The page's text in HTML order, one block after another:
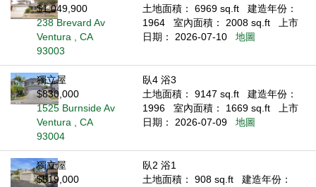
$1,049,900
238 Brevard Av
Ventura , CA
93003
土地面積： 6969 sq.ft
建造年份：
1964
室內面積： 2008 sq.ft
上市
日期： 2026-07-10
地圖
獨立屋
$830,000
1525 Burnside Av
Ventura , CA
93004
臥4 浴3
土地面積： 9147 sq.ft
建造年份：
1996
室內面積： 1669 sq.ft
上市
日期： 2026-07-09
地圖
獨立屋
$519,000
臥2 浴1
土地面積： 908 sq.ft
建造年份：